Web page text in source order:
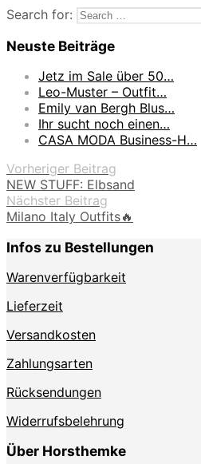
Search for:
Neuste Beiträge
Jetz im Sale über 50…
Leo-Muster – Outfit…
Emily van Bergh Blus…
Ihr sucht noch einen…
CASA MODA Business-H…
Vorheriger Beitrag
NEW STUFF: Elbsand
Nächster Beitrag
Milano Italy Outfits🔥
Infos zu Bestellungen
Warenverfügbarkeit
Lieferzeit
Versandkosten
Zahlungsarten
Rücksendungen
Widerrufsbelehrung
Über Horsthemke